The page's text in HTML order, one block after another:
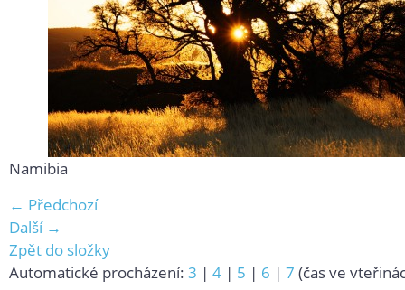
Namibia
← Předchozí
Další →
Zpět do složky
Automatické procházení: 3 | 4 | 5 | 6 | 7 (čas ve